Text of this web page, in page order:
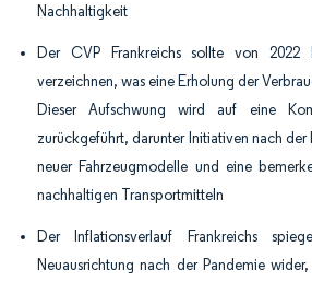
Nachhaltigkeit
Der CVP Frankreichs sollte von 2022
verzeichnen, was eine Erholung der
Dieser Aufschwung wird auf eine
zurückgeführt, darunter Initiativen nach der
neuer Fahrzeugmodelle und eine
nachhaltigen Transportmitteln
Der Inflationsverlauf Frankreichs
Neuausrichtung nach der Pandemie